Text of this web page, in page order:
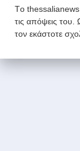
Tο
τις απόψεις του.
τον εκάστοτε